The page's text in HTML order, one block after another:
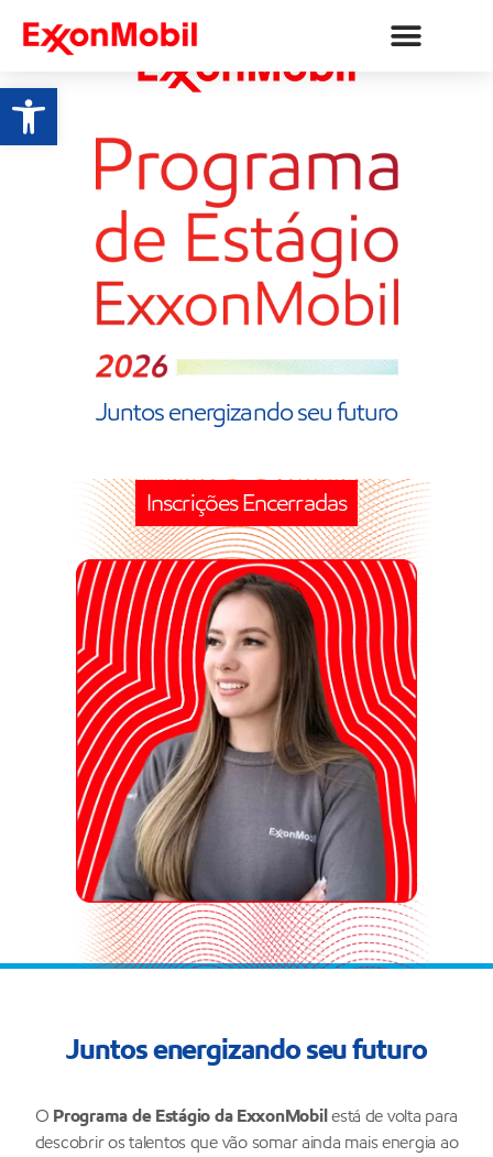
Abrir a barra de ferramentas
Juntos energizando seu futuro
Inscrições Encerradas
Juntos energizando seu futuro
O Programa de Estágio da ExxonMobil está de volta para
descobrir os talentos que vão somar ainda mais energia ao